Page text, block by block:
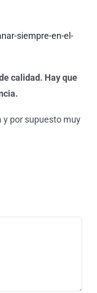
siempre-en-el-
calidad. Hay que
y por supuesto muy